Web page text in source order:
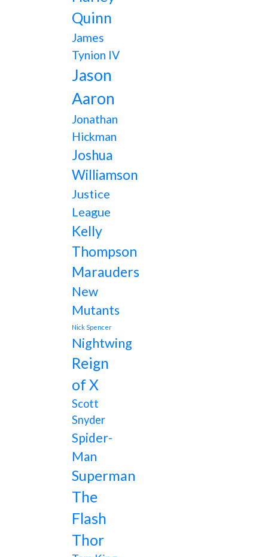
Quinn
James
Tynion IV
Jason
Aaron
Jonathan
Hickman
Joshua
Williamson
Justice
League
Kelly
Thompson
Marauders
New
Mutants
Nick Spencer
Nightwing
Reign
of X
Scott
Snyder
Spider-
Man
Superman
The
Flash
Thor